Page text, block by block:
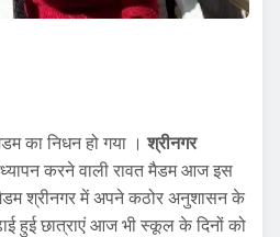
का निधन हो गया ।श्रीनगर
करने वाली रावत मैडम आज इस
मैडम श्रीनगर में अपने कठोर अनुशासन के
हुई छात्राएं आज भी स्कूल के दिनों को